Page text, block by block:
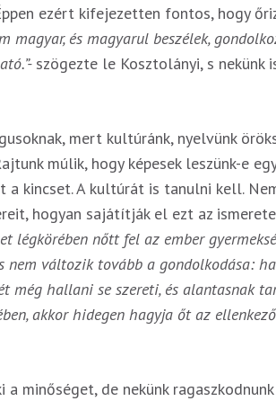
ezért kifejezetten fontos, hogy
magyar, és magyarul beszélek,
szögezte le Kosztolányi, s nekünk
mert kultúránk, nyelvünk
múlik, hogy képesek leszünk-e
a kincset. A kultúrát is tanulni kell.
hogyan sajátítják el ezt az
légkörében nőtt fel az ember
változik tovább a gondolkodása:
még hallani se szereti, és alantasnak
akkor hidegen hagyja őt az
minőséget, de nekünk